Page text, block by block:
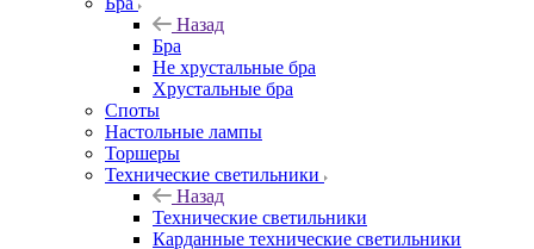
Назад
Бра
Не хрустальные бра
Хрустальные бра
Споты
Настольные лампы
Торшеры
Технические светильники
Назад
Технические светильники
Карданные технические светильники